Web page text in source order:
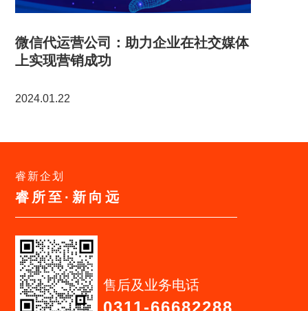
微信代运营公司：助力企业在社交媒体
上实现营销成功
2024.01.22
睿新企划
睿所至·新向远
售后及业务电话
0311-66682288